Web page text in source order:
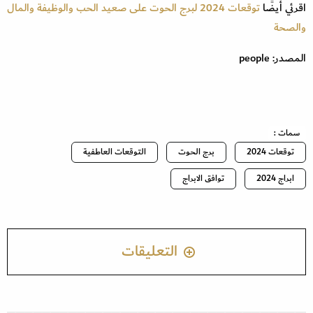
اقرئي أيضًا
توقعات 2024 لبرج الحوت على صعيد الحب والوظيفة والمال
والصحة
المصدر: people
سمات :
توقعات 2024
برج الحوت
التوقعات العاطفية
ابراج 2024
توافق الابراج
التعليقات